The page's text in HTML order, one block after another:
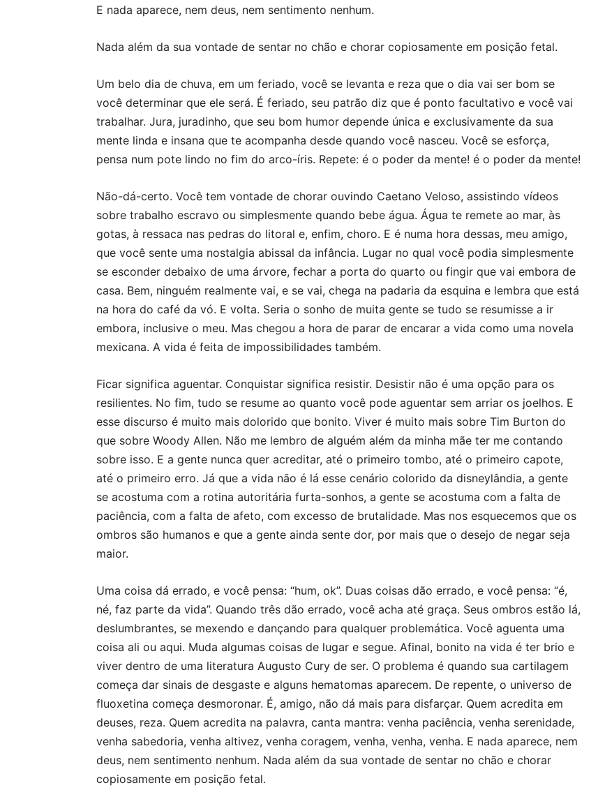
E nada aparece, nem deus, nem sentimento nenhum.
Nada além da sua vontade de sentar no chão e chorar copiosamente em posição fetal.
Um belo dia de chuva, em um feriado, você se levanta e reza que o dia vai ser bom se
você determinar que ele será. É feriado, seu patrão diz que é ponto facultativo e você vai
trabalhar. Jura, juradinho, que seu bom humor depende única e exclusivamente da sua
mente linda e insana que te acompanha desde quando você nasceu. Você se esforça,
pensa num pote lindo no fim do arco-íris. Repete: é o poder da mente! é o poder da mente!
Não-dá-certo. Você tem vontade de chorar ouvindo Caetano Veloso, assistindo vídeos
sobre trabalho escravo ou simplesmente quando bebe água. Água te remete ao mar, às
gotas, à ressaca nas pedras do litoral e, enfim, choro. E é numa hora dessas, meu amigo,
que você sente uma nostalgia abissal da infância. Lugar no qual você podia simplesmente
se esconder debaixo de uma árvore, fechar a porta do quarto ou fingir que vai embora de
casa. Bem, ninguém realmente vai, e se vai, chega na padaria da esquina e lembra que está
na hora do café da vó. E volta. Seria o sonho de muita gente se tudo se resumisse a ir
embora, inclusive o meu. Mas chegou a hora de parar de encarar a vida como uma novela
mexicana. A vida é feita de impossibilidades também.
Ficar significa aguentar. Conquistar significa resistir. Desistir não é uma opção para os
resilientes. No fim, tudo se resume ao quanto você pode aguentar sem arriar os joelhos. E
esse discurso é muito mais dolorido que bonito. Viver é muito mais sobre Tim Burton do
que sobre Woody Allen. Não me lembro de alguém além da minha mãe ter me contando
sobre isso. E a gente nunca quer acreditar, até o primeiro tombo, até o primeiro capote,
até o primeiro erro. Já que a vida não é lá esse cenário colorido da disneylândia, a gente
se acostuma com a rotina autoritária furta-sonhos, a gente se acostuma com a falta de
paciência, com a falta de afeto, com excesso de brutalidade. Mas nos esquecemos que os
ombros são humanos e que a gente ainda sente dor, por mais que o desejo de negar seja
maior.
Uma coisa dá errado, e você pensa: “hum, ok”. Duas coisas dão errado, e você pensa: “é,
né, faz parte da vida”. Quando três dão errado, você acha até graça. Seus ombros estão lá,
deslumbrantes, se mexendo e dançando para qualquer problemática. Você aguenta uma
coisa ali ou aqui. Muda algumas coisas de lugar e segue. Afinal, bonito na vida é ter brio e
viver dentro de uma literatura Augusto Cury de ser. O problema é quando sua cartilagem
começa dar sinais de desgaste e alguns hematomas aparecem. De repente, o universo de
fluoxetina começa desmoronar. É, amigo, não dá mais para disfarçar. Quem acredita em
deuses, reza. Quem acredita na palavra, canta mantra: venha paciência, venha serenidade,
venha sabedoria, venha altivez, venha coragem, venha, venha, venha. E nada aparece, nem
deus, nem sentimento nenhum. Nada além da sua vontade de sentar no chão e chorar
copiosamente em posição fetal.